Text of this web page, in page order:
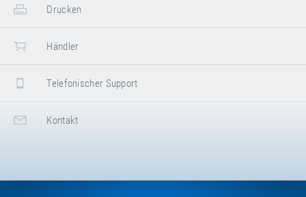
Drucken
Händler
Telefonischer Support
Kontakt